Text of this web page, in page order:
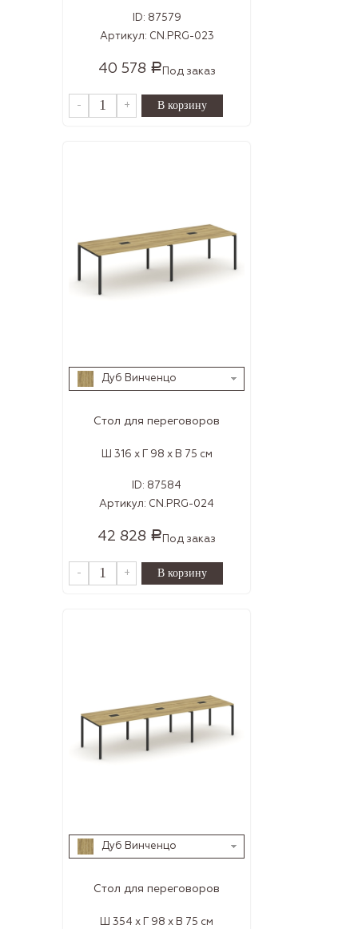
ID: 87579
Артикул: CN.PRG-023
40 578 Р Под заказ
- +
Дуб Винченцо
Стол для переговоров
Ш 316 x Г 98 x В 75 см
ID: 87584
Артикул: CN.PRG-024
42 828 Р Под заказ
- +
Дуб Винченцо
Стол для переговоров
Ш 354 x Г 98 x В 75 см